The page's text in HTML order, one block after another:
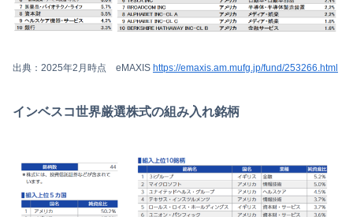
出典：2025年2月時点 eMAXIS https://emaxis.am.mufg.jp/fund/253266.html
インベスコ世界厳選株式の組み入れ銘柄